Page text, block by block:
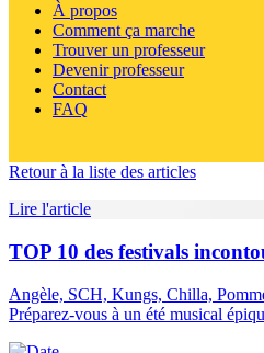
À propos
Comment ça marche
Trouver un professeur
Devenir professeur
Contact
FAQ
Retour à la liste des articles
Lire l'article
TOP 10 des festivals
Angèle, SCH, Kungs, Chilla,
Préparez-vous à un été musical